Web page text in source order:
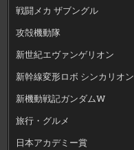
戦闘メカ ザブングル
攻殻機動隊
新世紀エヴァンゲリオン
新幹線変形ロボ シンカリオン
新機動戦記ガンダムW
旅行・グルメ
日本アカデミー賞